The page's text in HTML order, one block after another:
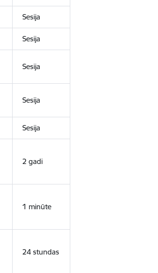
Sesija
Sesija
Sesija
Sesija
Sesija
2 gadi
1 minūte
24 stundas